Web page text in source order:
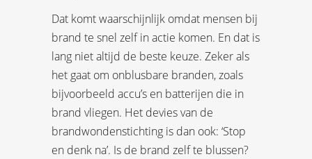
Dat komt waarschijnlijk omdat mensen bij
brand te snel zelf in actie komen. En dat is
lang niet altijd de beste keuze. Zeker als
het gaat om onblusbare branden, zoals
bijvoorbeeld accu’s en batterijen die in
brand vliegen. Het devies van de
brandwondenstichting is dan ook: ‘Stop
en denk na’. Is de brand zelf te blussen?